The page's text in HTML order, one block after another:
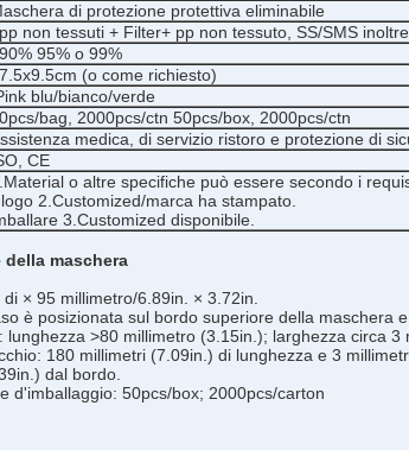
di protezione protettiva eliminabile
non tessuti + Filter+ pp non tessuto, SS/SMS
95% o 99%
(o come richiesto)
blu/bianco/verde
bag, 2000pcs/ctn 50pcs/box, 2000pcs/ctn
medica, di servizio ristoro e protezione di
CE
o altre specifiche può essere secondo i
2.Customized/marca ha stampato.
3.Customized disponibile.
maschera
× 95 millimetro/6.89in. × 3.72in.
è posizionata sul bordo superiore della maschera
lunghezza >80 millimetro (3.15in.); larghezza circa 3
180 millimetri (7.09in.) di lunghezza e 3
dal bordo.
d'imballaggio: 50pcs/box; 2000pcs/carton